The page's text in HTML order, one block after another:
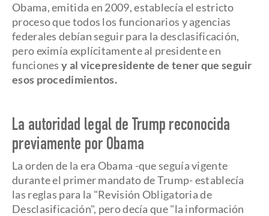
Obama, emitida en 2009, establecía el estricto
proceso que todos los funcionarios y agencias
federales debían seguir para la desclasificación,
pero eximía explícitamente al presidente en
funcionesy al vicepresidente de tener que seguir
esos procedimientos.
La autoridad legal de Trump reconocida
previamente por Obama
La orden de la era Obama -que seguía vigente
durante el primer mandato de Trump- establecía
las reglas para la "Revisión Obligatoria de
Desclasificación", pero decía que "la información